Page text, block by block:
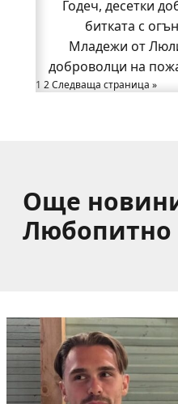
Възможни са
от
Какво накара Яна и
пред живота
Родов оброк събра
Годеч, десетки
битката с
Младежи от
доброволци на
1 2Следваща страница »
Още
Любопитно